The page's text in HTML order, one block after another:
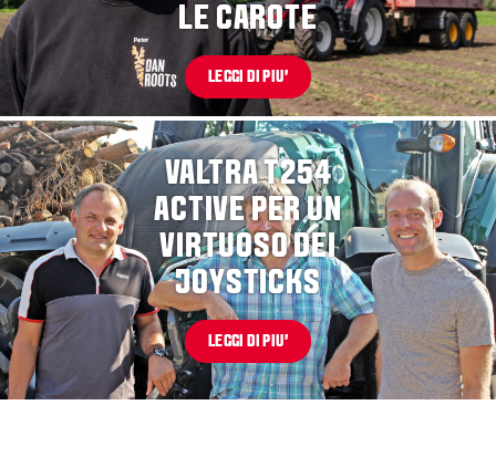
LE CAROTE
LEGGI DI PIU'
VALTRA T254
ACTIVE PER UN
VIRTUOSO DEI
JOYSTICKS
LEGGI DI PIU'